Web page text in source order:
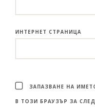
ИНТЕРНЕТ СТРАНИЦА
ЗАПАЗВАНЕ НА
В ТОЗИ БРАУЗЪР ЗА